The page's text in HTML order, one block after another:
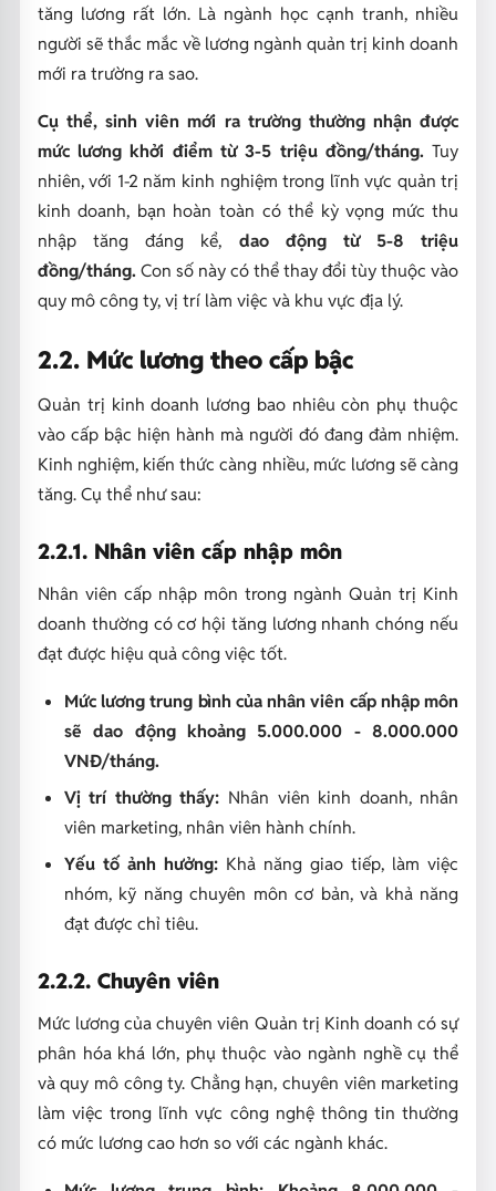
tăng lương rất lớn. Là ngành học cạnh tranh, nhiều
người sẽ thắc mắc về lương ngành quản trị kinh doanh
mới ra trường ra sao.
Cụ thể, sinh viên mới ra trường thường nhận được
mức lương khởi điểm từ 3-5 triệu đồng/tháng.Tuy
nhiên, với 1-2 năm kinh nghiệm trong lĩnh vực quản trị
kinh doanh, bạn hoàn toàn có thể kỳ vọng mức thu
nhập tăng đáng kể, dao động từ 5-8 triệu
đồng/tháng.Con số này có thể thay đổi tùy thuộc vào
quy mô công ty, vị trí làm việc và khu vực địa lý.
2.2. Mức lương theo cấp bậc
Quản trị kinh doanh lương bao nhiêu còn phụ thuộc
vào cấp bậc hiện hành mà người đó đang đảm nhiệm.
Kinh nghiệm, kiến thức càng nhiều, mức lương sẽ càng
tăng. Cụ thể như sau:
2.2.1. Nhân viên cấp nhập môn
Nhân viên cấp nhập môn trong ngành Quản trị Kinh
doanh thường có cơ hội tăng lương nhanh chóng nếu
đạt được hiệu quả công việc tốt.
Mức lương trung bình của nhân viên cấp nhập môn
sẽ dao động khoảng 5.000.000 - 8.000.000
VNĐ/tháng.
Vị trí thường thấy: Nhân viên kinh doanh, nhân
viên marketing, nhân viên hành chính.
Yếu tố ảnh hưởng:Khả năng giao tiếp, làm việc
nhóm, kỹ năng chuyên môn cơ bản, và khả năng
đạt được chỉ tiêu.
2.2.2. Chuyên viên
Mức lương của chuyên viên Quản trị Kinh doanh có sự
phân hóa khá lớn, phụ thuộc vào ngành nghề cụ thể
và quy mô công ty. Chẳng hạn, chuyên viên marketing
làm việc trong lĩnh vực công nghệ thông tin thường
có mức lương cao hơn so với các ngành khác.